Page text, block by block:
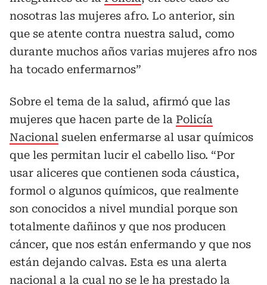
nosotras las mujeres afro. Lo anterior, sin
que se atente contra nuestra salud, como
durante muchos años varias mujeres afro nos
ha tocado enfermarnos”
Sobre el tema de la salud, afirmó que las
mujeres que hacen parte de la Policía
Nacional suelen enfermarse al usar químicos
que les permitan lucir el cabello liso. “Por
usar aliceres que contienen soda cáustica,
formol o algunos químicos, que realmente
son conocidos a nivel mundial porque son
totalmente dañinos y que nos producen
cáncer, que nos están enfermando y que nos
están dejando calvas. Esta es una alerta
nacional a la cual no se le ha prestado la